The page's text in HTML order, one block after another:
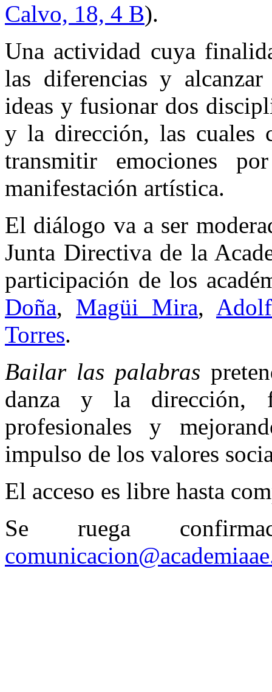
Calvo, 18, 4 B).
Una actividad cuya
las diferencias y
ideas y fusionar dos
y la dirección, las cuales
transmitir emociones
manifestación artística.
El diálogo va a ser
Junta Directiva de la
participación de los
Doña, Magüi Mira,
Torres.
Bailar las palabras
danza y la dirección,
profesionales y
impulso de los valores
El acceso es libre hasta
Se ruega